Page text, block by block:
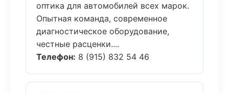
оптика для автомобилей всех марок.
Опытная команда, современное
диагностическое оборудование,
честные расценки....
Телефон: 8 (915) 832 54 46